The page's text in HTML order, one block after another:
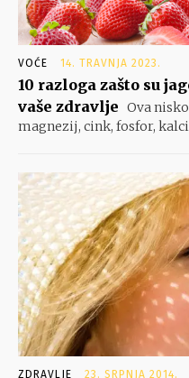
VOĆE 14. TRAVNJA 2023.
10 razloga zašto su
vaše zdravlje Ova
magnezij, cink, fosfor,
ZDRAVLJE 23. SRPNJA 2014.